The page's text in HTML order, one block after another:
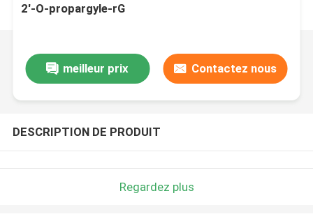
2'-O-propargyle-rG
meilleur prix Contactez nous
DESCRIPTION DE PRODUIT
Regardez plus